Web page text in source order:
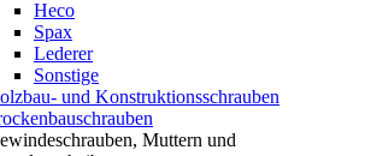
Heco
Spax
Lederer
Sonstige
und Konstruktionsschrauben
Muttern und